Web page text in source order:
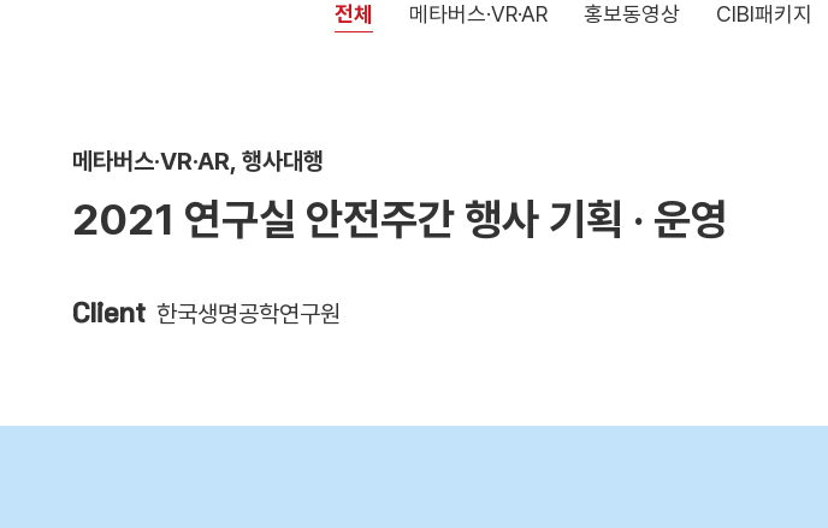
전체 메타버스·VR·AR 홍보동영상 CIBI패키지
메타버스·VR·AR, 행사대행
2021 연구실 안전주간 행사 기획 · 운영
Client 한국생명공학연구원